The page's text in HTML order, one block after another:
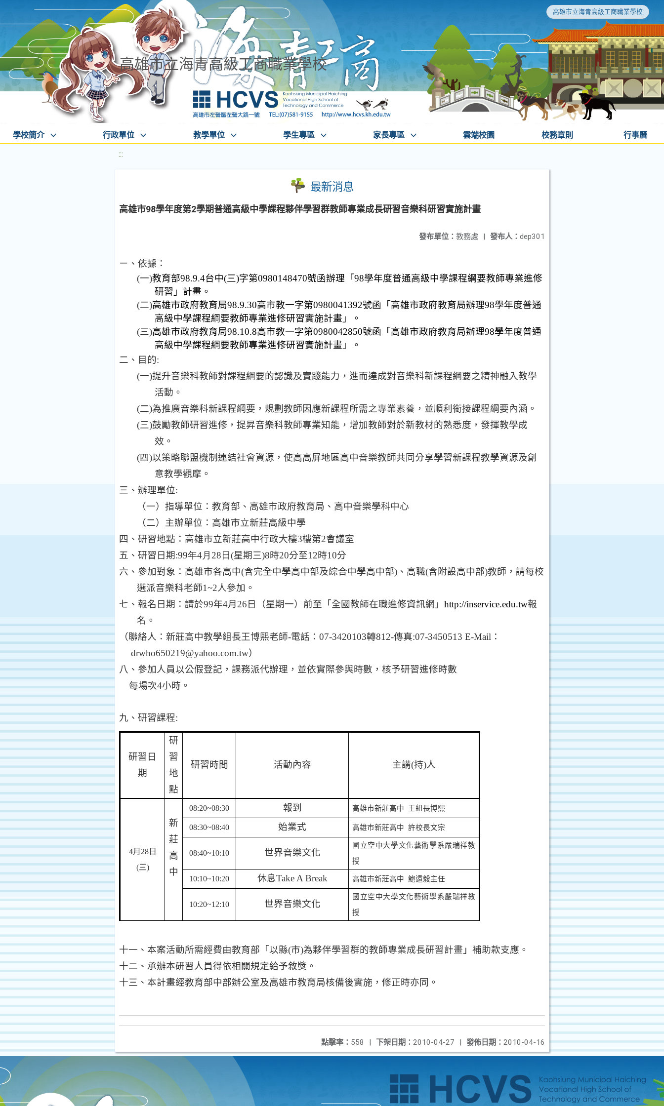
高雄市立海青高級工商職業學校
高雄市立海青高級工商職業學校
學校簡介 行政單位 教學單位 學生專區 家長專區 雲端校園 校務章則 行事曆
:::
最新消息
高雄市98學年度第2學期普通高級中學課程夥伴學習群教師專業成長研習音樂科研習實施計畫
發布人： dep301
發布單位： 教務處 |
ㄧ、依據：
(一)教育部98.9.4台中(三)字第0980148470號函辦理「 98學年度普通高級中學課程綱要教師專業進修
研習」計畫。
(二)高雄市政府教育局98.9.30高市教一字第0980041392號函「高雄市政府教育局辦理98學年度普通
高級中學課程綱要教師專業進修研習實施計畫」。
(三)高雄市政府教育局98.10.8高市教一字第0980042850號函「高雄市政府教育局辦理98學年度普通
高級中學課程綱要教師專業進修研習實施計畫」。
二、目的:
(一)提升音樂科教師對課程綱要的認識及實踐能力，進而達成對音樂科新課程綱要之精神融入教學
活動。
(二)為推廣音樂科新課程綱要，規劃教師因應新課程所需之專業素養，並順利銜接課程綱要內涵。
(三)鼓勵教師研習進修，提昇音樂科教師專業知能，增加教師對於新教材的熟悉度，發揮教學成
效。
(四)以策略聯盟機制連結社會資源，使高高屏地區高中音樂教師共同分享學習新課程教學資源及創
意教學觀摩。
三、辦理單位:
（一）指導單位：教育部、高雄市政府教育局、高中音樂學科中心
（二）主辦單位：高雄市立新莊高級中學
四、研習地點：高雄市立新莊高中行政大樓3樓第2會議室
五、研習日期:99年4月28 日(星期三)8時20分至12時10分
六、參加對象：高雄市各高中(含完全中學高中部及綜合中學高中部) 、高職(含附設高中部)教師，請每校
選派音樂科老師1~2人參加。
七、報名日期：請於99年4月 26 日 （星期一）前至「全國教師在職進修資訊網」 http://inservice.edu.tw報
名。
（聯絡人：新莊高中教學組長王博熙老師-電話： 07-3420103轉812-傳真:07-3450513 E-Mail ：
drwho650219@yahoo.com.tw）
八、參加人員以公假登記，課務派代辦理，並依實際參與時數，核予研習進修時數
每場次4小時。
九、研習課程:
研習日
期
研
習
地
點
研習時間 活動內容 主講(持)人
4月 28日
(三)
新
莊
高
中
08:20~08:30 報到 高雄市新莊高中 王組長博熙
08:30~08:40 始業式 高雄市新莊高中 許校長文宗
08:40~10:10 世界音樂文化
國立空中大學文化藝術學系嚴瑞祥教
授
10:10~10:20 休息Take A Break 高雄市新莊高中 鮑遠毅主任
10:20~12:10 世界音樂文化
國立空中大學文化藝術學系嚴瑞祥教
授
十一、本案活動所需經費由教育部「以縣(市)為夥伴學習群的教師專業成長研習計畫」補助款支應。
十二、承辦本研習人員得依相關規定給予敘獎。
十三、本計畫經教育部中部辦公室及高雄市教育局核備後實施，修正時亦同。
發佈日期： 2010-04-16
下架日期： 2010-04-27 |
點擊率： 558 |